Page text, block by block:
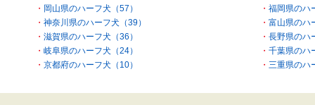
岡山県のハーフ犬（57）
福岡県のハ
神奈川県のハーフ犬（39）
富山県のハ
滋賀県のハーフ犬（36）
長野県のハ
岐阜県のハーフ犬（24）
千葉県のハ
京都府のハーフ犬（10）
三重県のハ